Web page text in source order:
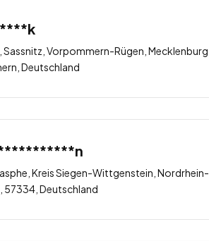
Sassnitz, Vorpommern-Rügen,
Deutschland
Kreis Siegen-Wittgenstein, Nordrhein-
57334, Deutschland